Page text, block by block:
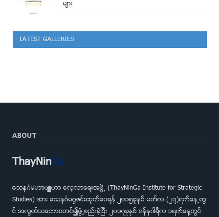
မ်ား
LATEST GALLERIES
ABOUT
ThayNinGa
ေသနဂၤမဟာဗ်ဴဟာ ေလ့လာေရးအဖြဲ႕ (ThayNinGa Institute for Strategic
Studies) အား ေသနဂၤမဂၢဇင္းထုတ္ေ၀ရန္ ၂၀၁၅ခုႏွစ္ မတ္လ (၂၇)ရက္ေန႕တြ
င္ အလြတ္သေဘာစတင္၍ဖြဲ႕စည္းခဲ့ျပီး ၂၀၁၇ခုႏွစ္ ဇန္န၀ါရီလ ၁ရက္ေန႔တြင္